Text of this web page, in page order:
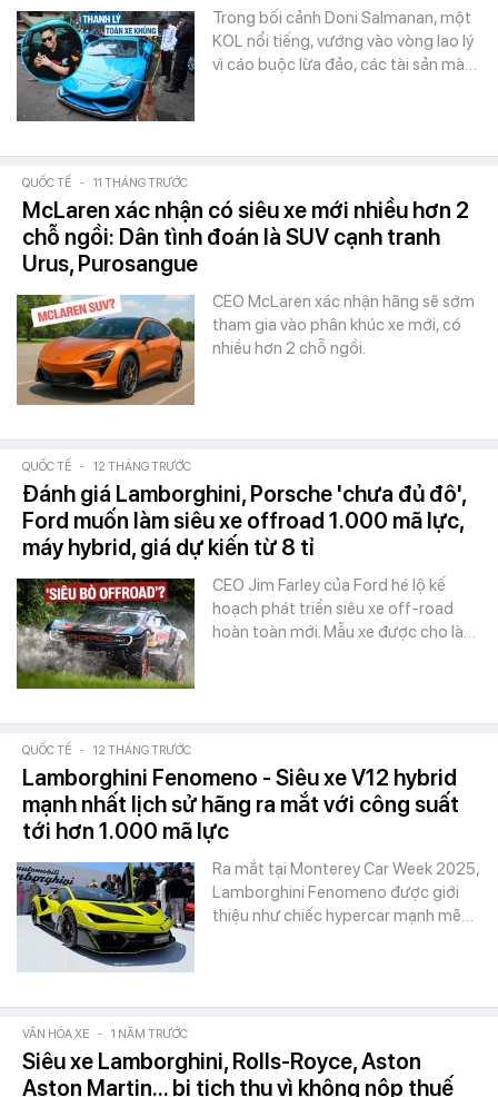
Trong bối cảnh Doni Salmanan, một
KOL nổi tiếng, vướng vào vòng lao lý
vì cáo buộc lừa đảo, các tài sản mà…
QUỐC TẾ - 11 THÁNG TRƯỚC
McLaren xác nhận có siêu xe mới nhiều hơn 2
chỗ ngồi: Dân tình đoán là SUV cạnh tranh
Urus, Purosangue
CEO McLaren xác nhận hãng sẽ sớm
tham gia vào phân khúc xe mới, có
nhiều hơn 2 chỗ ngồi.
QUỐC TẾ - 12 THÁNG TRƯỚC
Đánh giá Lamborghini, Porsche 'chưa đủ đô',
Ford muốn làm siêu xe offroad 1.000 mã lực,
máy hybrid, giá dự kiến từ 8 tỉ
CEO Jim Farley của Ford hé lộ kế
hoạch phát triển siêu xe off-road
hoàn toàn mới. Mẫu xe được cho là…
QUỐC TẾ - 12 THÁNG TRƯỚC
Lamborghini Fenomeno - Siêu xe V12 hybrid
mạnh nhất lịch sử hãng ra mắt với công suất
tới hơn 1.000 mã lực
Ra mắt tại Monterey Car Week 2025,
Lamborghini Fenomeno được giới
thiệu như chiếc hypercar mạnh mẽ…
VĂN HÓA XE - 1 NĂM TRƯỚC
Siêu xe Lamborghini, Rolls-Royce, Aston
Aston Martin... bị tịch thu vì không nộp thuế